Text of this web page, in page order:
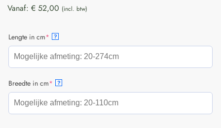
Vanaf: € 52,00 (incl. btw)
Lengte in cm* ?
Breedte in cm* ?